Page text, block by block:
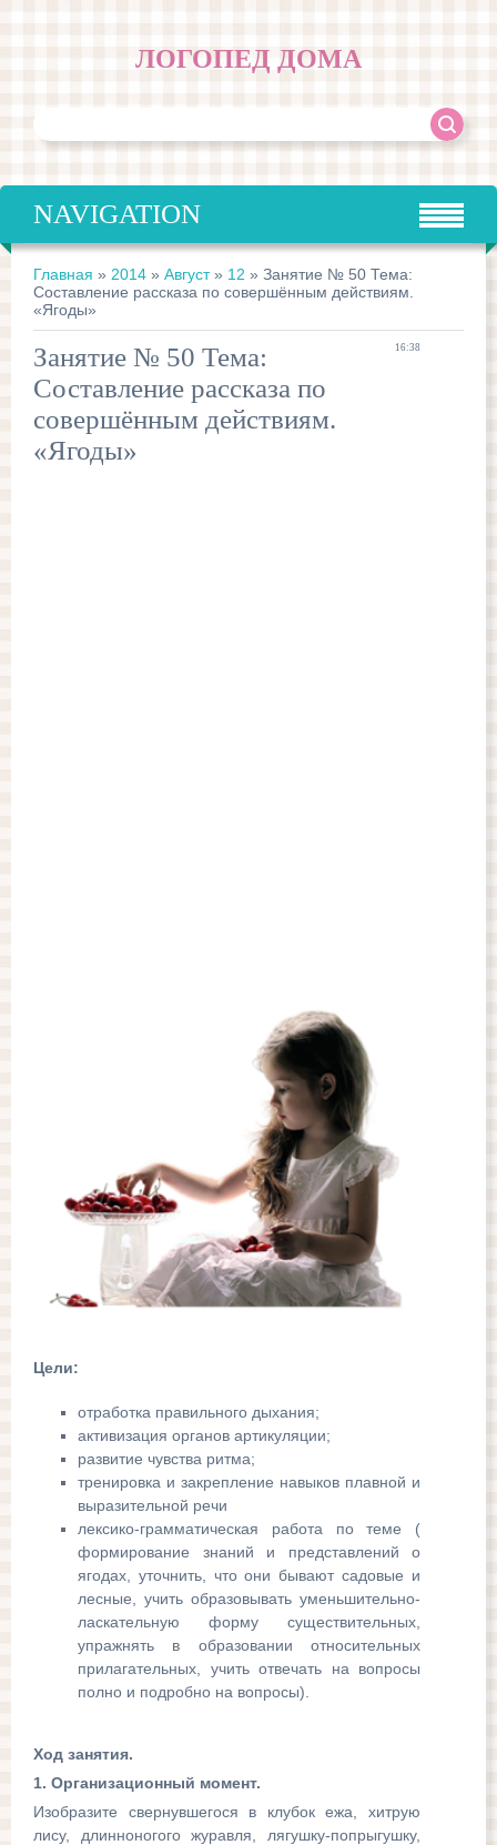
ЛОГОПЕД ДОМА
NAVIGATION
Главная » 2014 » Август » 12 » Занятие № 50 Тема:
Составление рассказа по совершённым действиям.
«Ягоды»
16:38
Занятие № 50 Тема:
Составление рассказа по
совершённым действиям.
«Ягоды»
Цели:
отработка правильного дыхания;
активизация органов артикуляции;
развитие чувства ритма;
тренировка и закрепление навыков плавной и
выразительной речи
лексико-грамматическая работа по теме (
формирование знаний и представлений о
ягодах, уточнить, что они бывают садовые и
лесные, учить образовывать уменьшительно-
ласкательную форму существительных,
упражнять в образовании относительных
прилагательных, учить отвечать на вопросы
полно и подробно на вопросы).
Ход занятия.
1. Организационный момент.
Изобразите свернувшегося в клубок ежа, хитрую
лису, длинноногого журавля, лягушку-попрыгушку,